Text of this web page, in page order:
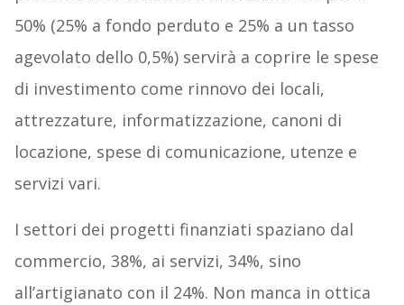
50% (25% a fondo perduto e 25% a un tasso
agevolato dello 0,5%) servirà a coprire le spese
di investimento come rinnovo dei locali,
attrezzature, informatizzazione, canoni di
locazione, spese di comunicazione, utenze e
servizi vari.
I settori dei progetti finanziati spaziano dal
commercio, 38%, ai servizi, 34%, sino
all’artigianato con il 24%. Non manca in ottica